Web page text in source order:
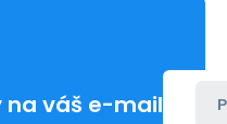
na váš e-mail